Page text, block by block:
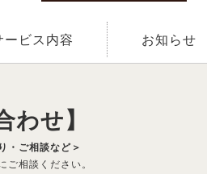
ービス内容 お知らせ
わせ】
・ご相談など＞
ご相談ください。